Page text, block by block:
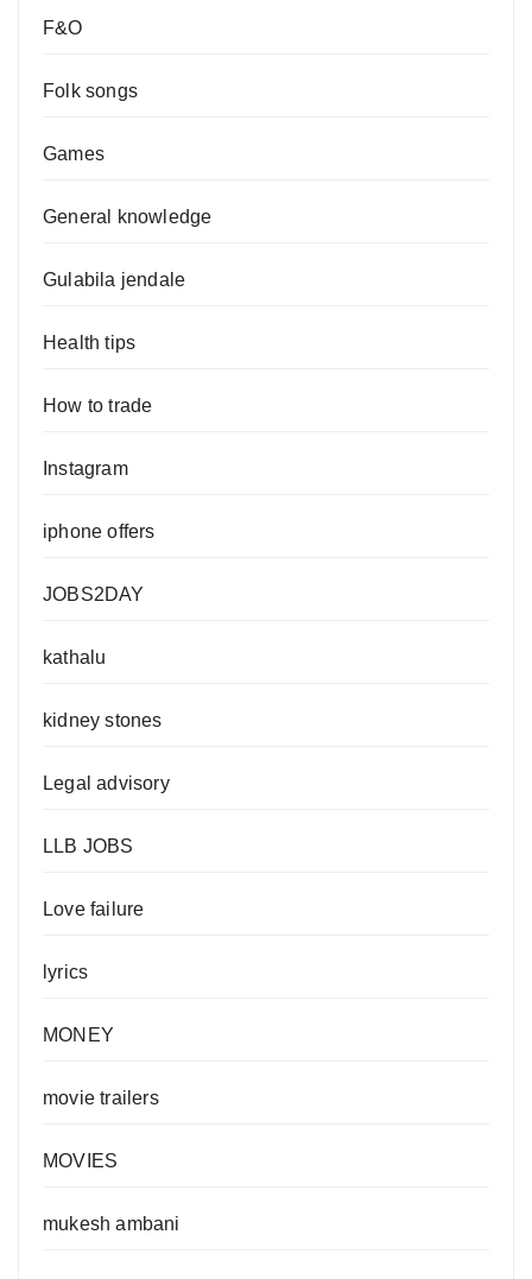
F&O
Folk songs
Games
General knowledge
Gulabila jendale
Health tips
How to trade
Instagram
iphone offers
JOBS2DAY
kathalu
kidney stones
Legal advisory
LLB JOBS
Love failure
lyrics
MONEY
movie trailers
MOVIES
mukesh ambani